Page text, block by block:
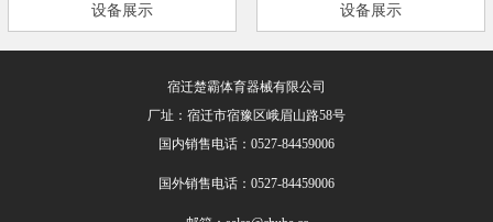
设备展示 设备展示
宿迁楚霸体育器械有限公司
厂址：宿迁市宿豫区峨眉山路58号
国内销售电话：0527-84459006
国外销售电话：0527-84459006